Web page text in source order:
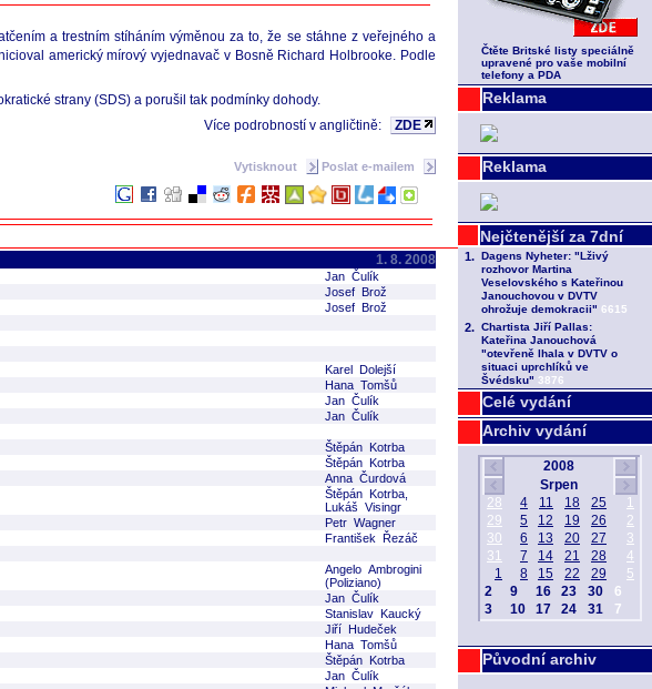
Čtěte Britské listy speciálně
upravené pro vaše mobilní
telefony a PDA
Reklama
Reklama
Celé vydání
Archiv vydání
Původní archiv
a trestním stíháním výměnou za to, že se stáhne z veřejného a
americký mírový vyjednavač v Bosně Richard Holbrooke. Podle
strany (SDS) a porušil tak podmínky dohody.
Více podrobností v angličtině:
ZDE
Vytisknout Poslat e-mailem
1. 8. 2008
Jan Čulík
Josef Brož
Josef Brož
Karel Dolejší
Hana Tomšů
Jan Čulík
Jan Čulík
Štěpán Kotrba
Štěpán Kotrba
Anna Čurdová
Štěpán Kotrba,
Lukáš Visingr
Petr Wagner
František Řezáč
Angelo Ambrogini
(Poliziano)
Jan Čulík
Stanislav Kaucký
Jiří Hudeček
Hana Tomšů
Štěpán Kotrba
Jan Čulík